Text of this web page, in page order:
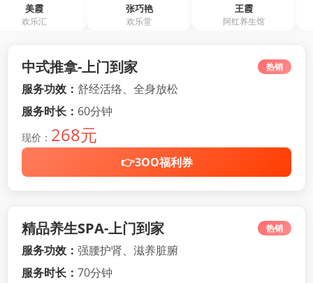
中式推拿-上门到家 热销
服务功效： 舒经活络、全身放松
服务时长： 60分钟
现价： 268元
👉3OO福利券
精品养生SPA-上门到家 热销
服务功效： 强腰护肾、滋养脏腑
服务时长： 70分钟